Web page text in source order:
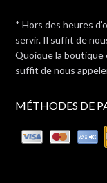
* Hors des heures
servir. Il suffit de
Quoique la boutique
suffit de nous
MÉTHODES DE